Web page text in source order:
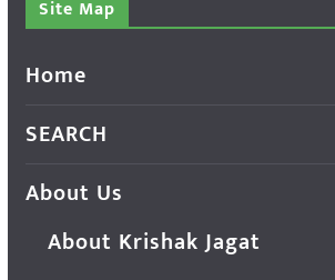
Site Map
Home
SEARCH
About Us
About Krishak Jagat